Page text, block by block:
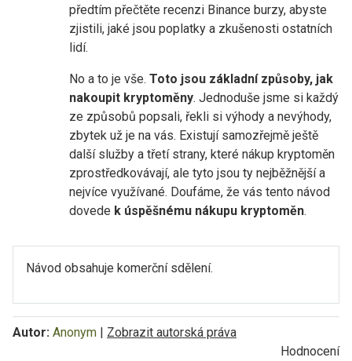
předtím přečtěte recenzi Binance burzy, abyste
zjistili, jaké jsou poplatky a zkušenosti ostatních
lidí.
No a to je vše. Toto jsou základní způsoby, jak
nakoupit kryptoměny. Jednoduše jsme si každý
ze způsobů popsali, řekli si výhody a nevýhody,
zbytek už je na vás. Existují samozřejmě ještě
další služby a třetí strany, které nákup kryptoměn
zprostředkovávají, ale tyto jsou ty nejběžnější a
nejvíce využívané. Doufáme, že vás tento návod
dovede k úspěšnému nákupu kryptoměn.
Návod obsahuje komerční sdělení.
Autor: Anonym | Zobrazit autorská práva
Hodnocení